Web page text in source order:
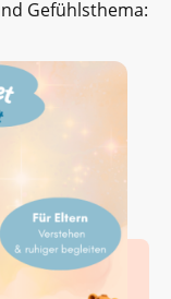
Gefühlsthema: